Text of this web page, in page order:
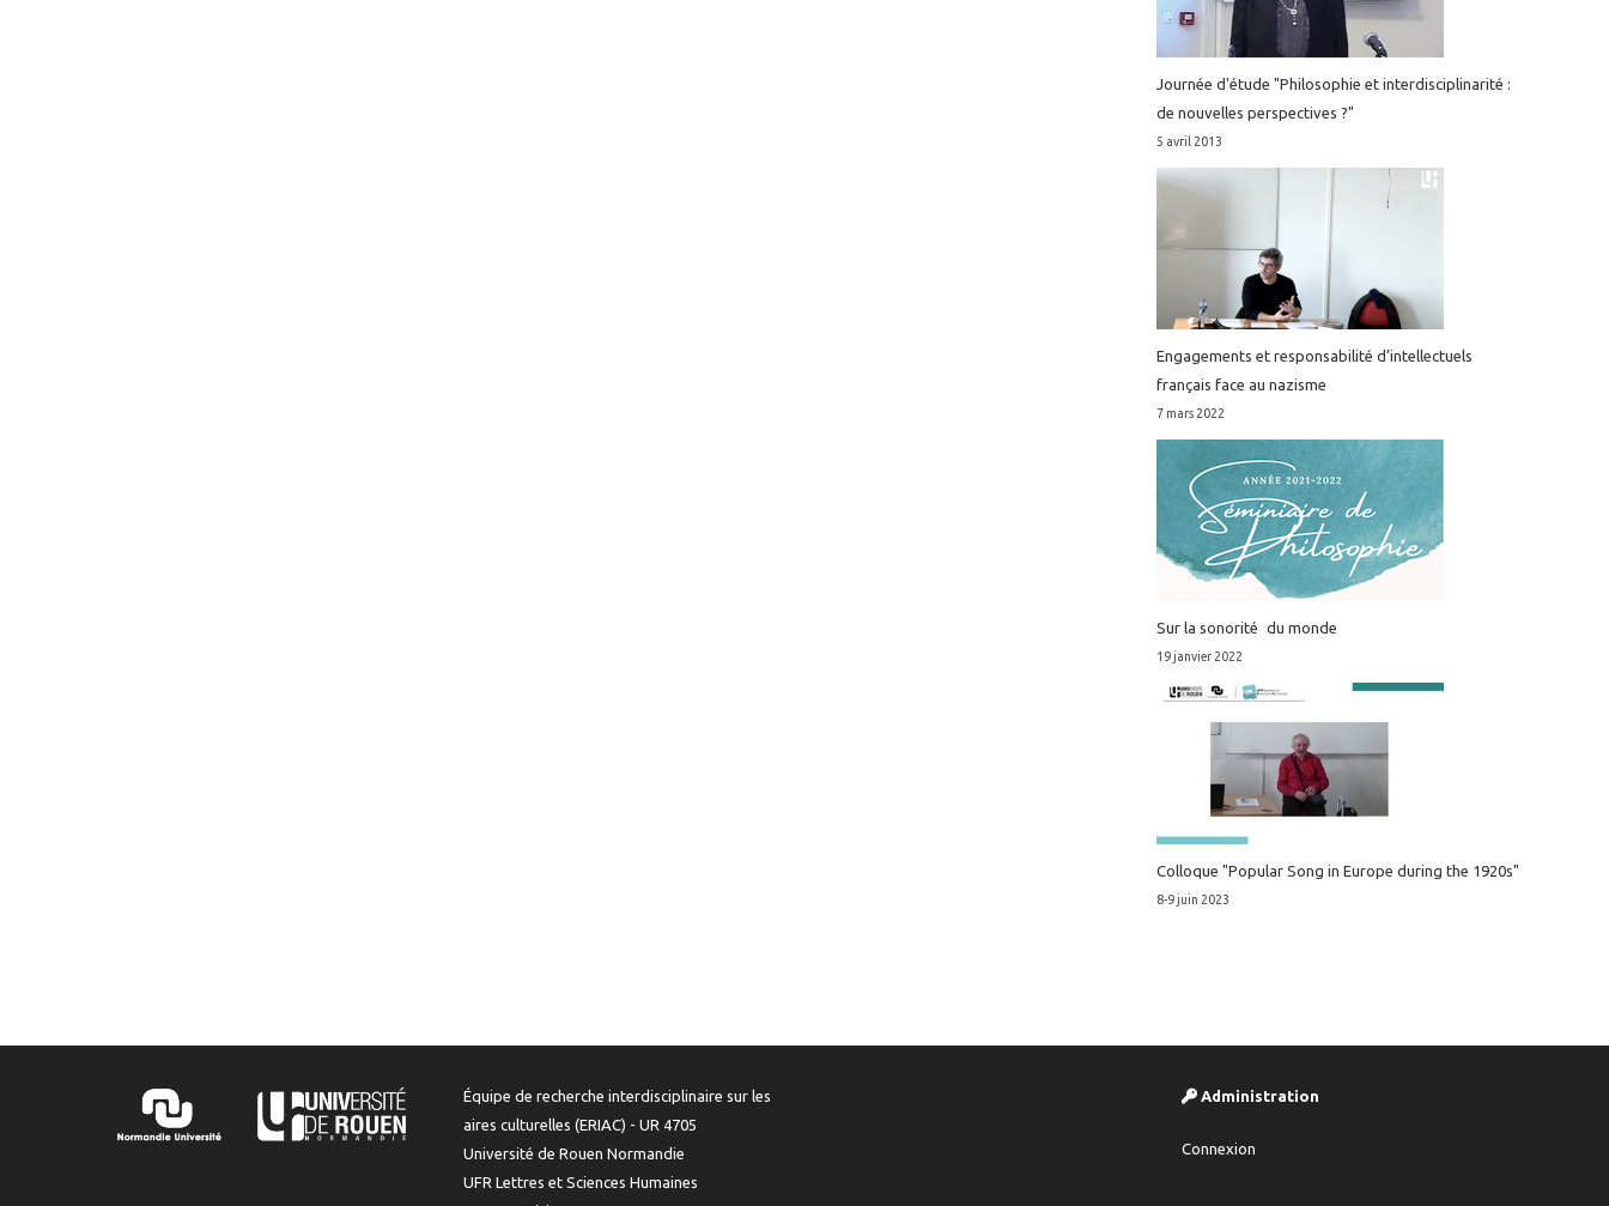
Journée d'étude "Philosophie et interdisciplinarité :
de nouvelles perspectives ?"
5 avril 2013
Engagements et responsabilité d’intellectuels
français face au nazisme
7 mars 2022
Sur la sonorité du monde
19 janvier 2022
Colloque "Popular Song in Europe during the 1920s"
8-9 juin 2023
Équipe de recherche interdisciplinaire sur les
aires culturelles (ERIAC) - UR 4705
Université de Rouen Normandie
UFR Lettres et Sciences Humaines
Administration
Connexion